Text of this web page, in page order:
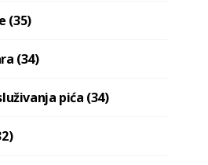
(35)
(34)
pića (34)